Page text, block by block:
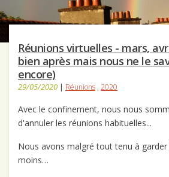
Réunions virtuelles - mars,
bien après mais nous ne le
encore)
29/05/2020 | Réunions , 2020
Avec le confinement, nous nous
d'annuler les réunions habituelles...
Nous avons malgré tout tenu à
moins…